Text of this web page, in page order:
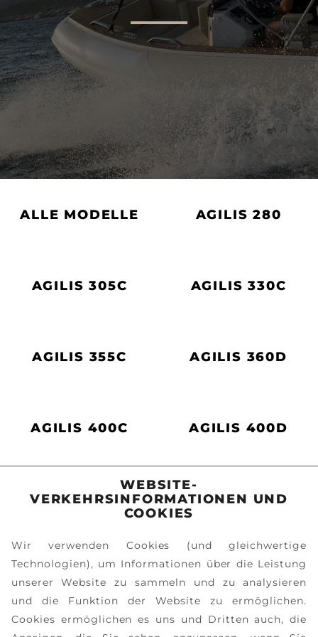
AGILIS 305C
ALLE MODELLE AGILIS 280
AGILIS 305C AGILIS 330C
AGILIS 355C AGILIS 360D
AGILIS 400C AGILIS 400D
AGILIS 500D AGILIS 560D
WEBSITE-
VERKEHRSINFORMATIONEN UND
COOKIES
Wir verwenden Cookies (und gleichwertige
Technologien), um Informationen über die Leistung
unserer Website zu sammeln und zu analysieren
und die Funktion der Website zu ermöglichen.
Cookies ermöglichen es uns und Dritten auch, die